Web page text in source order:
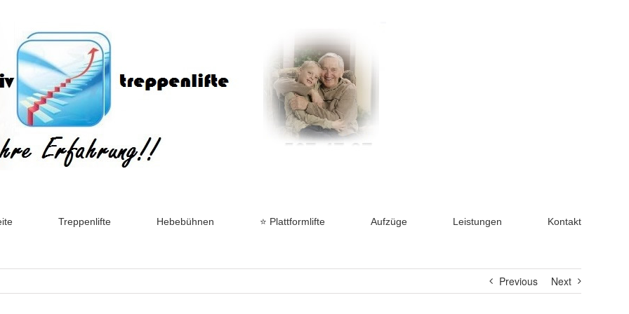
Treppenlifte Hebebühnen ⭐ Plattformlifte Aufzüge Leistungen Kontakt
Previous Next